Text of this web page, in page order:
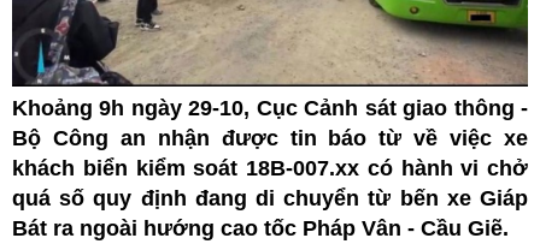
Khoảng 9h ngày 29-10, Cục Cảnh sát giao thông -
Bộ Công an nhận được tin báo từ về việc xe
khách biển kiểm soát 18B-007.xx có hành vi chở
quá số quy định đang di chuyển từ bến xe Giáp
Bát ra ngoài hướng cao tốc Pháp Vân - Cầu Giẽ.